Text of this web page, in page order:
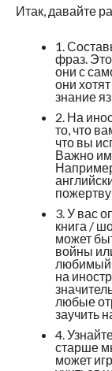
Итак, давайте
1.
фраз.
они с
они
знание
2. На
то, что
что вы
Важно
3. У вас
книга /
может
войны
любимый
на
любые
заучить
4.
старше
может